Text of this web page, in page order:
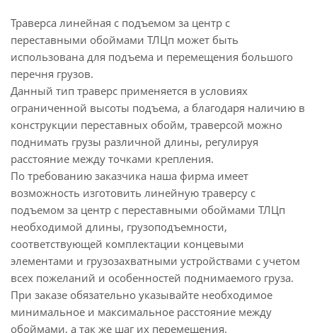
Траверса линейная с подъемом за центр с
переставными обоймами ТЛЦп может быть
использована для подъема и перемещения большого
перечня грузов.
Данный тип траверс применяется в условиях
ограниченной высоты подъема, а благодаря наличию в
конструкции переставных обойм, траверсой можно
поднимать грузы различной длины, регулируя
расстояние между точками крепления.
По требованию заказчика наша фирма имеет
возможность изготовить линейную траверсу с
подъемом за центр с переставными обоймами ТЛЦп
необходимой длины, грузоподъемности,
соответствующей комплектации концевыми
элементами и грузозахватными устройствами с учетом
всех пожеланий и особенностей поднимаемого груза.
При заказе обязательно указывайте необходимое
минимальное и максимальное расстояние между
обоймами, а так же шаг их перемещения.